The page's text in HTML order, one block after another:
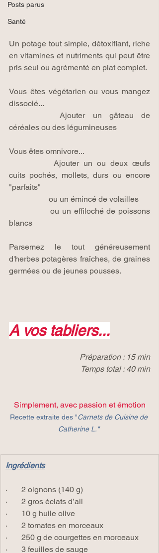
Posts parus
Santé
Un potage tout simple, détoxifiant, riche
en vitamines et nutriments qui peut être
pris seul ou agrémenté en plat complet.
Vous êtes végétarien ou vous mangez
dissocié...
		Ajouter un gâteau de
céréales ou des légumineuses
Vous êtes omnivore...
cuits pochés, mollets, durs ou encore
"parfaits"
		ou un émincé de volailles
		ou un effiloché de poissons
blancs
Parsemez le tout généreusement
d'herbes potagères fraîches, de graines
germées ou de jeunes pousses.
A vos tabliers...
Préparation : 15 min
Temps total : 40 min
Simplement, avec passion et émotion
Recette extraite des "Carnets de Cuisine de
Catherine L."
Ingrédients
·       2 oignons (140 g)
·       2 gros éclats d’ail
·       10 g huile olive
·       2 tomates en morceaux
·       250 g de courgettes en morceaux
·       3 feuilles de sauge